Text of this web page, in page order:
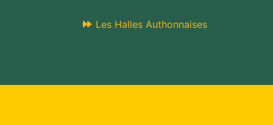
Les Halles Authonnaises